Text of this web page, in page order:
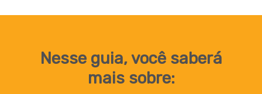
Nesse guia, você saberá
mais sobre: